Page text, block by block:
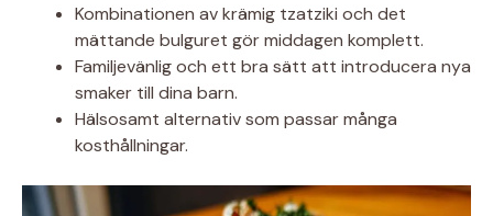
Kombinationen av krämig tzatziki och det
mättande bulguret gör middagen komplett.
Familjevänlig och ett bra sätt att introducera nya
smaker till dina barn.
Hälsosamt alternativ som passar många
kosthållningar.